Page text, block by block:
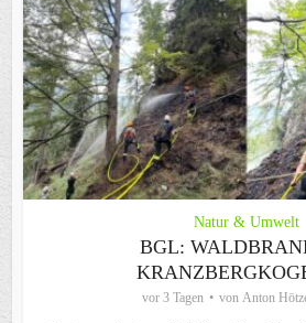
Natur & Umwelt
BGL:
vor 3 Tagen von Anton